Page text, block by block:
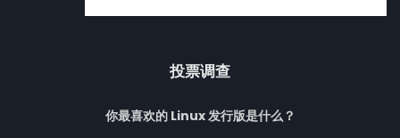
投票调查
你最喜欢的 Linux 发行版是什么？